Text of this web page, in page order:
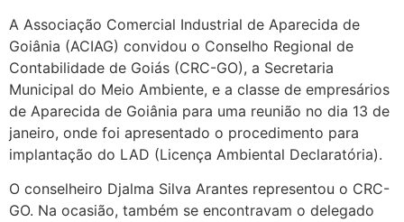
A Associação Comercial Industrial de Aparecida de
Goiânia (ACIAG) convidou o Conselho Regional de
Contabilidade de Goiás (CRC-GO), a Secretaria
Municipal do Meio Ambiente, e a classe de empresários
de Aparecida de Goiânia para uma reunião no dia 13 de
janeiro, onde foi apresentado o procedimento para
implantação do LAD (Licença Ambiental Declaratória).
O conselheiro Djalma Silva Arantes representou o CRC-
GO. Na ocasião, também se encontravam o delegado